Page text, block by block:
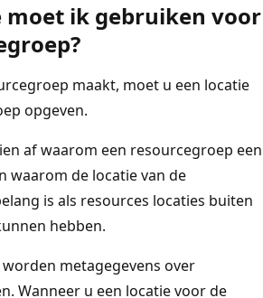
moet ik gebruiken voor
maakt, moet u een locatie
opgeven.
af waarom een resourcegroep een
waarom de locatie van de
is als resources locaties buiten
hebben.
metagegevens over
Wanneer u een locatie voor de